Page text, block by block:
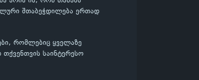
შთაბეჭდილება ერთად
რომლებიც ყველაზე
საინტერესო